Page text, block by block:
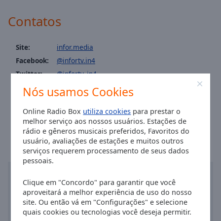
Nós usamos Cookies
Online Radio Box utiliza cookies para prestar o
melhor serviço aos nossos usuários. Estações de
rádio e gêneros musicais preferidos, Favoritos do
usuário, avaliações de estações e muitos outros
serviços requerem processamento de seus dados
pessoais.
Clique em "Concordo" para garantir que você
aproveitará a melhor experiência de uso do nosso
site. Ou então vá em "Configurações" e selecione
quais cookies ou tecnologias você deseja permitir.
Background
Color
Family
Contatos
Site:
infor.media
Facebook:
@infortv.in4
Twitter:
@infortv_in4
Instagram:
@infortv.in4
Hora em São João da Madeira:03:27 ,08.07.2026